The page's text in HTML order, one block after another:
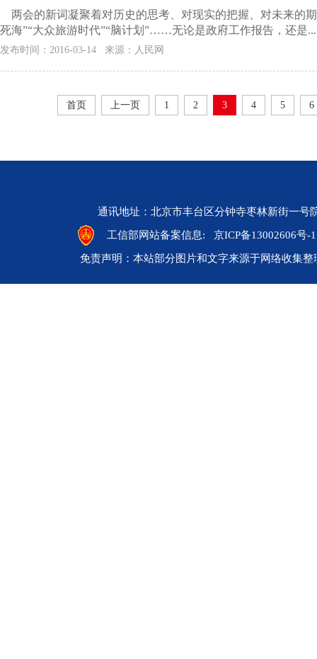
两会的新词凝聚着对历史的思考、对现实的把握、对未来的
死海”“大众旅游时代”“脑计划”……无论是政府工作报告，还是...
发布时间：2016-03-14 来源：人民网
首页 上一页 1 2 3 4 5 6
通讯地址：北京市丰台区分钟寺枣林新街一
工信部网站备案信息: 京ICP备13002606号-1
免责声明：本站部分图片和文字来源于网络收集